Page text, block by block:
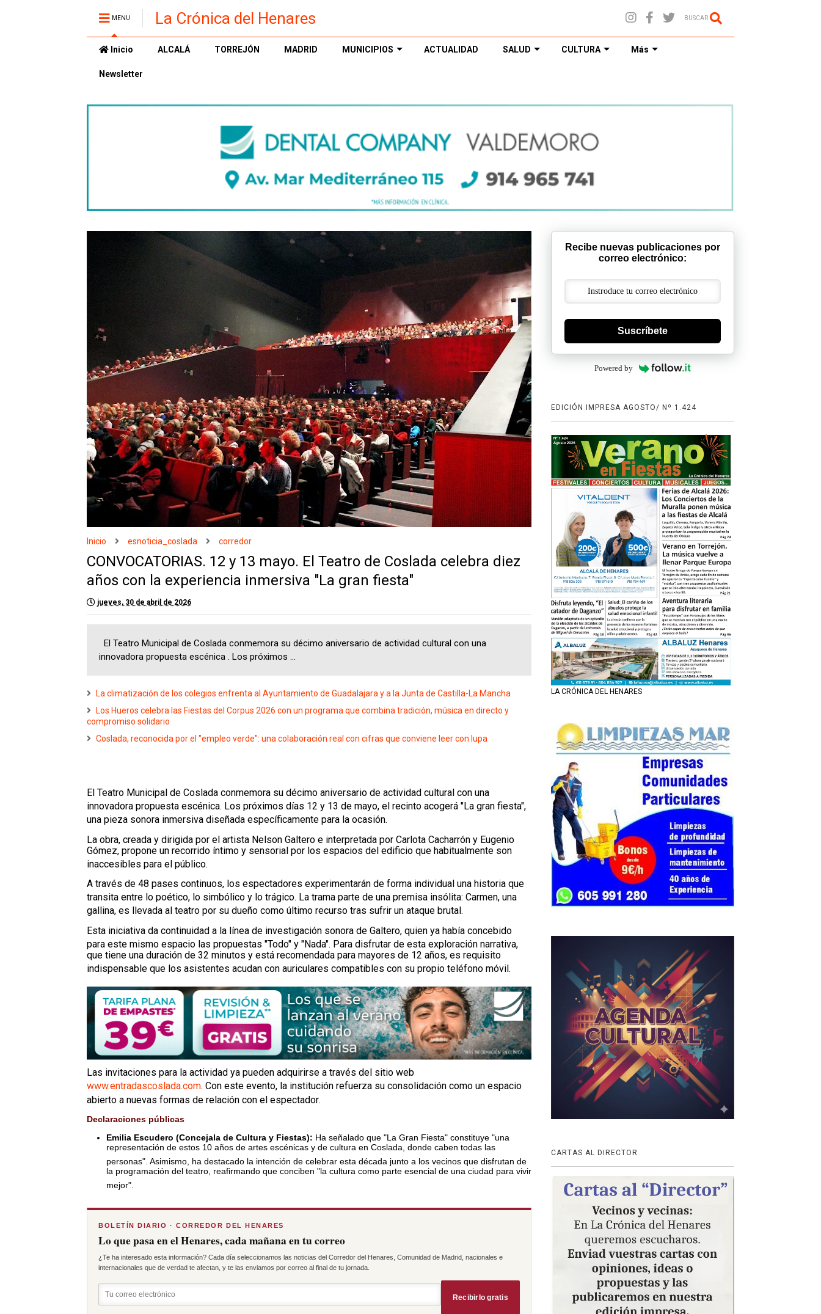
MENU La Crónica del Henares BUSCAR
Inicio ALCALÁ TORREJÓN MADRID MUNICIPIOS ACTUALIDAD SALUD CULTURA Más
Newsletter
Inicio esnoticia_coslada corredor
CONVOCATORIAS. 12 y 13 mayo. El Teatro de Coslada celebra diez
años con la experiencia inmersiva "La gran fiesta"
jueves, 30 de abril de 2026
El Teatro Municipal de Coslada conmemora su décimo aniversario de actividad cultural con una
innovadora propuesta escénica . Los próximos ...
La climatización de los colegios enfrenta al Ayuntamiento de Guadalajara y a la Junta de Castilla-La Mancha
Los Hueros celebra las Fiestas del Corpus 2026 con un programa que combina tradición, música en directo y
compromiso solidario
Coslada, reconocida por el "empleo verde": una colaboración real con cifras que conviene leer con lupa
El Teatro Municipal de Coslada conmemora su décimo aniversario de actividad cultural con una
innovadora propuesta escénica. Los próximos días 12 y 13 de mayo, el recinto acogerá "La gran fiesta",
una pieza sonora inmersiva diseñada específicamente para la ocasión.
La obra, creada y dirigida por el artista Nelson Galtero e interpretada por Carlota Cacharrón y Eugenio
Gómez, propone un recorrido íntimo y sensorial por los espacios del edificio que habitualmente son
inaccesibles para el público.
A través de 48 pases continuos, los espectadores experimentarán de forma individual una historia que
transita entre lo poético, lo simbólico y lo trágico. La trama parte de una premisa insólita: Carmen, una
gallina, es llevada al teatro por su dueño como último recurso tras sufrir un ataque brutal .
Esta iniciativa da continuidad a la línea de investigación sonora de Galtero, quien ya había concebido
para este mismo espacio las propuestas "Todo" y "Nada". Para disfrutar de esta exploración narrativa,
que tiene una duración de 32 minutos y está recomendada para mayores de 12 años, es requisito
indispensable que los asistentes acudan con auriculares compatibles con su propio teléfono móvil .
Las invitaciones para la actividad ya pueden adquirirse a través del sitio web
www.entradascoslada.com. Con este evento, la institución refuerza su consolidación como un espacio
abierto a nuevas formas de relación con el espectador.
Declaraciones públicas
Emilia Escudero (Concejala de Cultura y Fiestas): Ha señalado que "La Gran Fiesta" constituye "una
representación de estos 10 años de artes escénicas y de cultura en Coslada, donde caben todas las
personas" Asimismo, ha destacado la intención de celebrar esta década junto a los vecinos que disfrutan de
la programación del teatro, reafirmando que conciben "la cultura como parte esencial de una ciudad para vivir
mejor"
BOLETÍN DIARIO · CORREDOR DEL HENARES
Lo que pasa en el Henares, cada mañana en tu correo
¿Te ha interesado esta información? Cada día seleccionamos las noticias del Corredor del Henares, Comunidad de Madrid, nacionales e
internacionales que de verdad te afectan, y te las enviamos por correo al final de tu jornada.
Recibirlo gratis
Recibe nuevas publicaciones por
correo electrónico:
Suscríbete
Powered by
EDICIÓN IMPRESA AGOSTO/ Nº 1.424
LA CRÓNICA DEL HENARES
CARTAS AL DIRECTOR